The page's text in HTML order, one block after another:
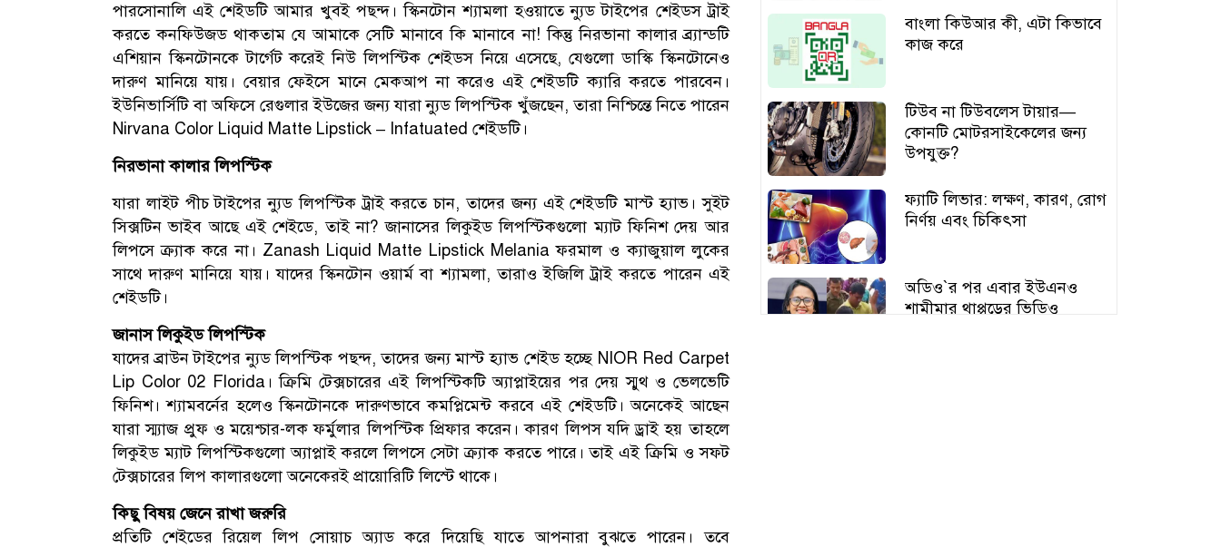
পারসোনালি এই শেইডটি আমার খুবই পছন্দ। স্কিনটোন শ্যামলা হওয়াতে ন্যুড টাইপের শেইডস ট্রাই
করতে কনফিউজড থাকতাম যে আমাকে সেটি মানাবে কি মানাবে না! কিন্তু নিরভানা কালার ব্র্যান্ডটি
এশিয়ান স্কিনটোনকে টার্গেট করেই নিউ লিপস্টিক শেইডস নিয়ে এসেছে, যেগুলো ডাস্কি স্কিনটোনেও
দারুণ মানিয়ে যায়। বেয়ার ফেইসে মানে মেকআপ না করেও এই শেইডটি ক্যারি করতে পারবেন।
ইউনিভার্সিটি বা অফিসে রেগুলার ইউজের জন্য যারা ন্যুড লিপস্টিক খুঁজছেন, তারা নিশ্চিন্তে নিতে পারেন
Nirvana Color Liquid Matte Lipstick – Infatuated শেইডটি।
নিরভানা কালার লিপস্টিক
যারা লাইট পীচ টাইপের ন্যুড লিপস্টিক ট্রাই করতে চান, তাদের জন্য এই শেইডটি মাস্ট হ্যাভ। সুইট
সিক্সটিন ভাইব আছে এই শেইডে, তাই না? জানাসের লিকুইড লিপস্টিকগুলো ম্যাট ফিনিশ দেয় আর
লিপসে ক্র্যাক করে না। Zanash Liquid Matte Lipstick Melania ফরমাল ও ক্যাজুয়াল লুকের
সাথে দারুণ মানিয়ে যায়। যাদের স্কিনটোন ওয়ার্ম বা শ্যামলা, তারাও ইজিলি ট্রাই করতে পারেন এই
শেইডটি।
জানাস লিকুইড লিপস্টিক
যাদের ব্রাউন টাইপের ন্যুড লিপস্টিক পছন্দ, তাদের জন্য মাস্ট হ্যাভ শেইড হচ্ছে NIOR Red Carpet
Lip Color 02 Florida। ক্রিমি টেক্সচারের এই লিপস্টিকটি অ্যাপ্লাইয়ের পর দেয় স্মুথ ও ভেলভেটি
ফিনিশ। শ্যামবর্নের হলেও স্কিনটোনকে দারুণভাবে কমপ্লিমেন্ট করবে এই শেইডটি। অনেকেই আছেন
যারা স্ম্যাজ প্রুফ ও ময়েশ্চার-লক ফর্মুলার লিপস্টিক প্রিফার করেন। কারণ লিপস যদি ড্রাই হয় তাহলে
লিকুইড ম্যাট লিপস্টিকগুলো অ্যাপ্লাই করলে লিপসে সেটা ক্র্যাক করতে পারে। তাই এই ক্রিমি ও সফট
টেক্সচারের লিপ কালারগুলো অনেকেরই প্রায়োরিটি লিস্টে থাকে।
কিছু বিষয় জেনে রাখা জরুরি
প্রতিটি শেইডের রিয়েল লিপ সোয়াচ অ্যাড করে দিয়েছি যাতে আপনারা বুঝতে পারেন। তবে
বাংলা কিউআর কী, এটা কিভাবে
কাজ করে
টিউব না টিউবলেস টায়ার—
কোনটি মোটরসাইকেলের জন্য
উপযুক্ত?
ফ্যাটি লিভার: লক্ষণ, কারণ, রোগ
নির্ণয় এবং চিকিৎসা
অডিও‍‍`র পর এবার ইউএনও
শামীমার থাপ্পড়ের ভিডিও